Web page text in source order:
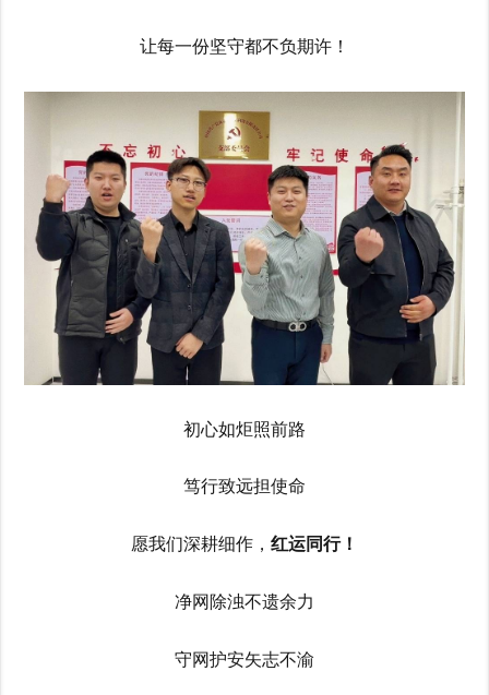
让每一份坚守都不负期许！
初心如炬照前路
笃行致远担使命
愿我们深耕细作， 红运同行！
净网除浊不遗余力
守网护安矢志不渝